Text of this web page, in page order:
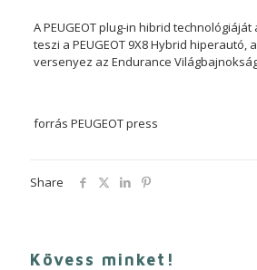
A PEUGEOT plug-in hibrid
teszi a PEUGEOT 9X8 Hybrid hiperautó,
versenyez az Endurance
forrás PEUGEOT press
Share
Kövess minket!